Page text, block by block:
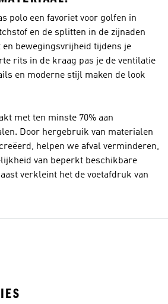
polo een favoriet voor golfen in
en de splitten in de zijnaden
bewegingsvrijheid tijdens je
rits in de kraag pas je de ventilatie
en moderne stijl maken de look
met ten minste 70% aan
Door hergebruik van materialen
helpen we afval verminderen,
van beperkt beschikbare
verkleint het de voetafdruk van